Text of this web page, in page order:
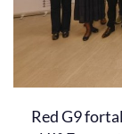
Red G9